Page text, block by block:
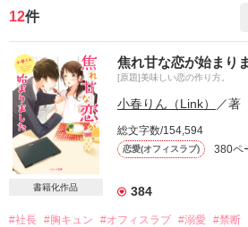
検索ワード
詳しく検索
検索対象
タイトル キーワード 作家
12件
書籍化作品
焦れ甘な恋が始まり
[原題]美味しい恋の作り方。
小春りん（Link） ／著
総文字数/154,594
恋愛(オフィスラブ) 380ペ
384
#社長 #胸キュン #オフィスラブ #溺愛 #禁断